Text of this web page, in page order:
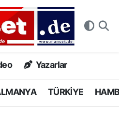
Yazarlar
TÜRKİYE